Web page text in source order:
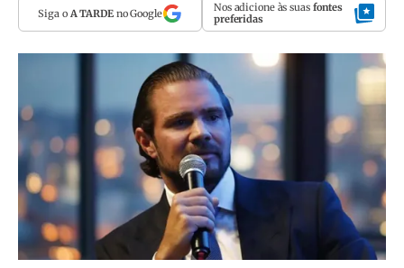
Siga o A TARDEno Google Nos adicione às suas fontes
preferidas